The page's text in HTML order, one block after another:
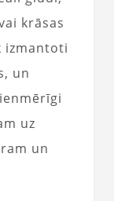
krāsas
izmantoti
un
uz
un